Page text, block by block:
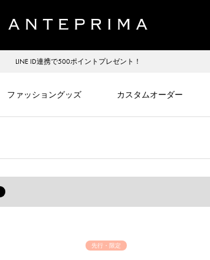
LINE ID連携で500ポイントプレゼント！
ファッショングッズ カスタムオーダー
先行・限定